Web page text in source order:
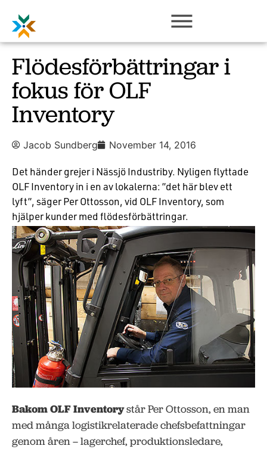
Flödesförbättringar i
fokus för OLF
Inventory
Jacob Sundberg November 14, 2016
Det händer grejer i Nässjö Industriby. Nyligen flyttade
OLF Inventory in i en av lokalerna: ”det här blev ett
lyft”, säger Per Ottosson, vid OLF Inventory, som
hjälper kunder med flödesförbättringar.
Bakom OLF Inventorystår Per Ottosson, en man
med många logistikrelaterade chefsbefattningar
genom åren – lagerchef, produktionsledare,